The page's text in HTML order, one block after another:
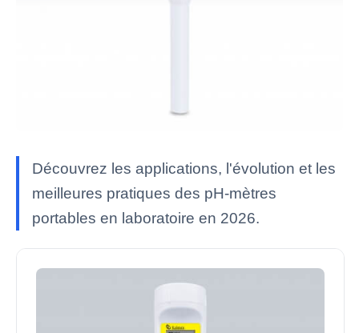
Découvrez les applications, l'évolution et les
meilleures pratiques des pH-mètres
portables en laboratoire en 2026.